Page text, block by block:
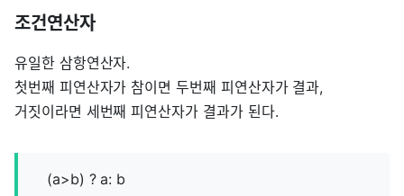
조건연산자
유일한 삼항연산자.
첫번째 피연산자가 참이면 두번째 피연산자가 결과,
거짓이라면 세번째 피연산자가 결과가 된다.
(a>b) ? a: b